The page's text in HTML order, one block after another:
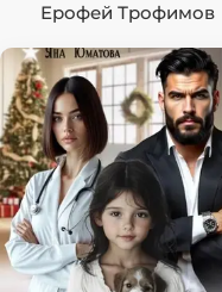
Ерофей Трофимов